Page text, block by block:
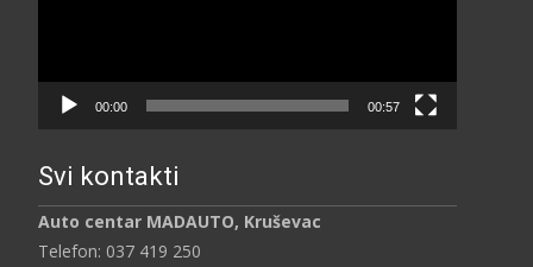
00:00 00:57
Svi kontakti
Auto centar MADAUTO, Kruševac
Telefon: 037 419 250